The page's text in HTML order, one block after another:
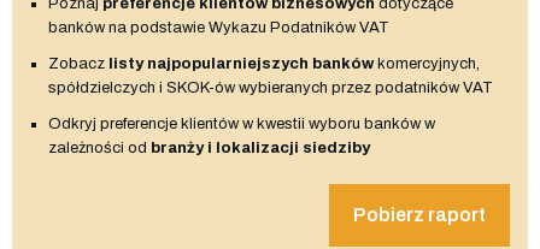
banków na podstawie Wykazu Podatników VAT
Zobacz listy najpopularniejszych bankówkomercyjnych,
spółdzielczych i SKOK-ów wybieranych przez podatników VAT
Odkryj preferencje klientów w kwestii wyboru banków w
zależności od branży i lokalizacji siedziby
Pobierz raport